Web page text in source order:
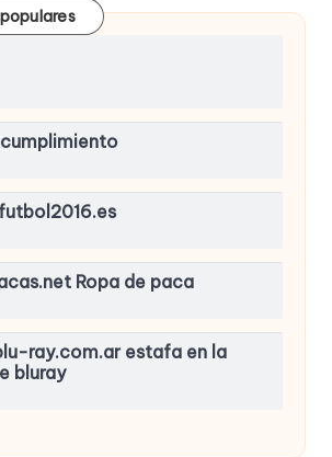
Ropa de paca
ray.com.ar estafa en la
bluray